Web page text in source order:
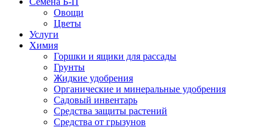
Овощи
Цветы
Услуги
Химия
Горшки и ящики для рассады
Грунты
Жидкие удобрения
Органические и минеральные удобрения
Садовый инвентарь
Средства защиты растений
Средства от грызунов